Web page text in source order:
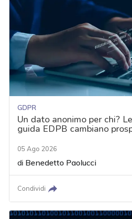
GDPR
Un dato anonimo per chi?
guida EDPB cambiano
05 Ago 2026
di Benedetto Paolucci
Condividi